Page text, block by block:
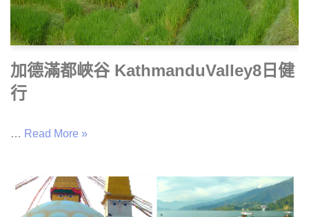
加德滿都峽谷 KathmanduValley8日健
行
… Read More »